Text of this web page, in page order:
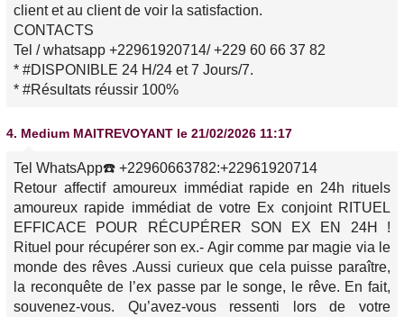
client et au client de voir la satisfaction.
CONTACTS
Tel / whatsapp +22961920714/ +229 60 66 37 82
* #DISPONIBLE 24 H/24 et 7 Jours/7.
* #Résultats réussir 100%
4. Medium MAITREVOYANT le 21/02/2026 11:17
Tel WhatsApp☎️ +22960663782:+22961920714
Retour affectif amoureux immédiat rapide en 24h rituels
amoureux rapide immédiat de votre Ex conjoint RITUEL
EFFICACE POUR RÉCUPÉRER SON EX EN 24H !
Rituel pour récupérer son ex.- Agir comme par magie via le
monde des rêves .Aussi curieux que cela puisse paraître,
la reconquête de l’ex passe par le songe, le rêve. En fait,
souvenez-vous. Qu’avez-vous ressenti lors de votre